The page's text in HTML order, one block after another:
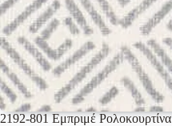
2192-801 Εμπριμέ